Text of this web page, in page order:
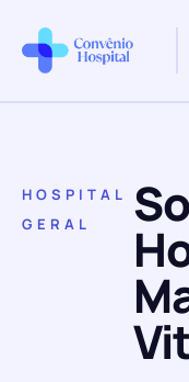
HOSPITAL
GERAL